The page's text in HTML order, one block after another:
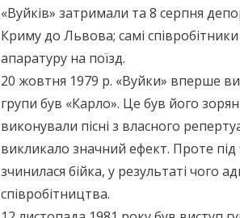
«Вуйків» затримали та 8 серпня
Криму до Львова; самі
апаратуру на поїзд.
20 жовтня 1979 р. «Вуйки» вперше
групи був «Карло». Це був його
виконували пісні з власного
викликало значний ефект. Проте під
зчинилася бійка, у результаті чого
співробітництва.